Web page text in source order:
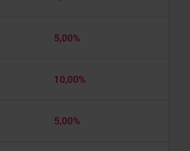
5,00%
10,00%
5,00%